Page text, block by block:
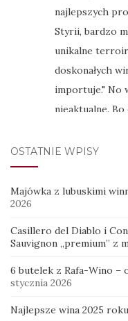
OSTATNIE WPISY
Majówka z lubuskimi
2026
Casillero del Diablo i
Sauvignon „premium” z
6 butelek z Rafa-Wino –
stycznia 2026
Najlepsze wina 2025